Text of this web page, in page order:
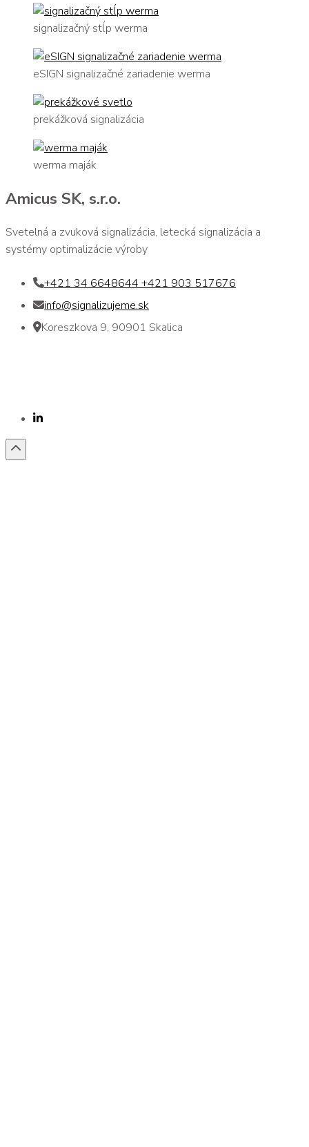
signalizačný stĺp werma
eSIGN signalizačné zariadenie werma
prekážková signalizácia
werma maják
Amicus SK, s.r.o.
Svetelná a zvuková signalizácia, letecká signalizácia a
systémy optimalizácie výroby
+421 34 6648644 +421 903 517676
info@signalizujeme.sk
Koreszkova 9, 90901 Skalica